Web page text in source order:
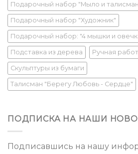
Подарочный набор "Мыло и
Подарочный набор "Художник"
Подарочный набор: "4 мышки и
Подставка из дерева Ручная
Скульптуры из бумаги
Талисман "Берегу Любовь - Сердце"
ПОДПИСКА НА НАШИ
Подписавшись на нашу